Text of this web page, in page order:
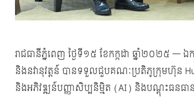
រាជធានីភ្នំពេញ ថ្ងៃទី១៥ ខែកក្កដា ឆ្នាំ២០២៥ — ឯ
និងនវានុវត្តន៍ បានទទួលជួបគណៈប្រតិភូក្រុមហ៊ុន
និងអភិវឌ្ឍន៍បញ្ញាសិប្បនិម្មិត (AI) និងបណ្តុះធនធាន